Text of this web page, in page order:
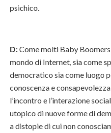
psichico.
D:Come molti Baby
mondo di Internet, sia come
democratico sia come luogo
conoscenza e
l’incontro e l’interazione
utopico di nuove forme di
a distopie di cui non